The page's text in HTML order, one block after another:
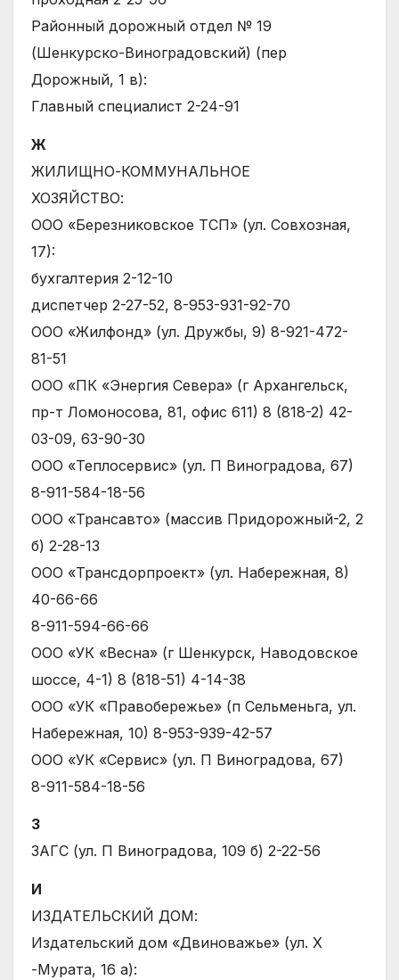
Районный дорожный отдел № 19
(Шенкурско-Виноградовский) (пер
Дорожный, 1 в):
Главный специалист 2-24-91
Ж
ЖИЛИЩНО-КОММУНАЛЬНОЕ
ХОЗЯЙСТВО:
ООО «Березниковское ТСП» (ул. Совхозная,
17):
бухгалтерия 2-12-10
диспетчер 2-27-52, 8-953-931-92-70
ООО «Жилфонд» (ул. Дружбы, 9) 8-921-472-
81-51
ООО «ПК «Энергия Севера» (г Архангельск,
пр-т Ломоносова, 81, офис 611) 8 (818-2) 42-
03-09, 63-90-30
ООО «Теплосервис» (ул. П Виноградова, 67)
8-911-584-18-56
ООО «Трансавто» (массив Придорожный-2, 2
б) 2-28-13
ООО «Трансдорпроект» (ул. Набережная, 8)
40-66-66
8-911-594-66-66
ООО «УК «Весна» (г Шенкурск, Наводовское
шоссе, 4-1) 8 (818-51) 4-14-38
ООО «УК «Правобережье» (п Сельменьга, ул.
Набережная, 10) 8-953-939-42-57
ООО «УК «Сервис» (ул. П Виноградова, 67)
8-911-584-18-56
З
ЗАГС (ул. П Виноградова, 109 б) 2-22-56
И
ИЗДАТЕЛЬСКИЙ ДОМ:
Издательский дом «Двиноважье» (ул. Х
-Мурата, 16 а):